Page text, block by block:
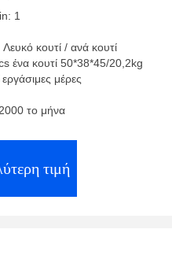
1
κουτί / ανά κουτί
ένα κουτί 50*38*45/20,2kg
μέρες
το μήνα
τιμή